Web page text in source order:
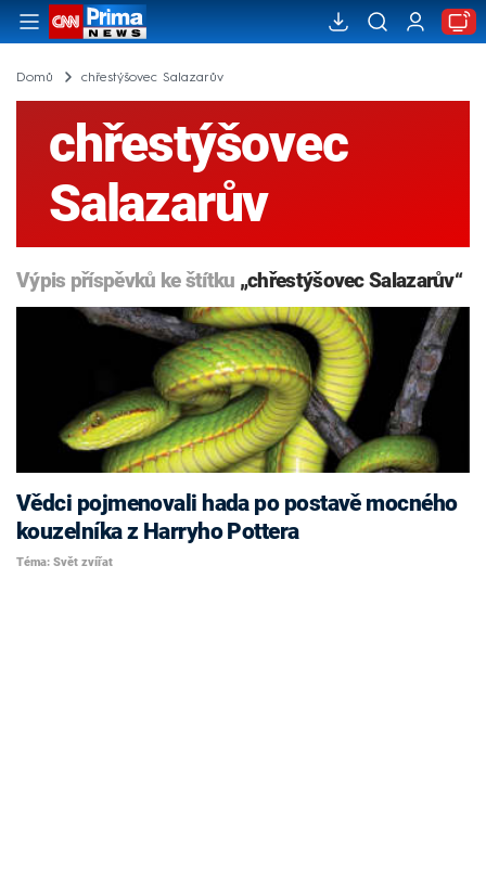
Domů chřestýšovec Salazarův
chřestýšovec
Salazarův
Výpis příspěvků ke štítku „chřestýšovec Salazarův“
Vědci pojmenovali hada po postavě mocného
kouzelníka z Harryho Pottera
Téma: Svět zvířat